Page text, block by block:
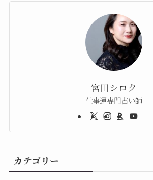
宮田シロク
仕事運専門占い師
カテゴリー